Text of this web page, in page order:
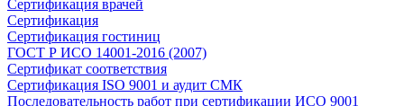
Сертификация врачей
Сертификация
Сертификация гостиниц
ГОСТ Р ИСО 14001-2016 (2007)
Сертификат соответствия
Сертификация ISO 9001 и аудит СМК
Последовательность работ при сертификации ИСО 9001